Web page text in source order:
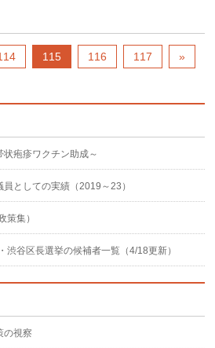
115 116 117 »
疱疹ワクチン助成～
としての実績（2019～23）
策集）
渋谷区長選挙の候補者一覧（4/18更新）
の視察